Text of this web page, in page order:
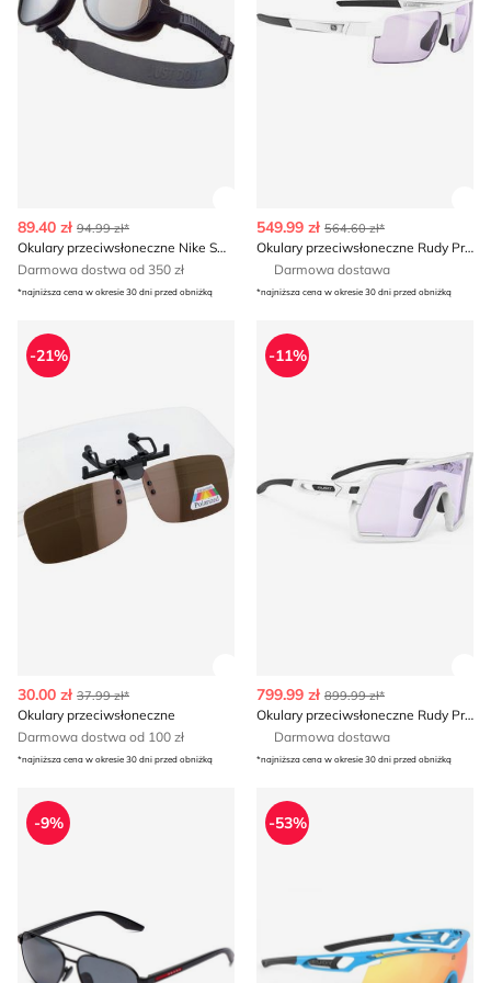
89.40 zł 94.99 zł*
Okulary przeciwsłoneczne Nike Swim
Darmowa dostwa od 350 zł
*najniższa cena w okresie 30 dni przed obniżką
549.99 zł 564.60 zł*
Okulary przeciwsłoneczne Rudy Project
Darmowa dostawa
*najniższa cena w okresie 30 dni przed obniżką
Okulary przeciwsłoneczne
-21%
30.00 zł 37.99 zł*
Okulary przeciwsłoneczne
Darmowa dostwa od 100 zł
*najniższa cena w okresie 30 dni przed obniżką
Okulary przeciwsłoneczne
-11%
799.99 zł 899.99 zł*
Okulary przeciwsłoneczne Rudy Project
Darmowa dostawa
*najniższa cena w okresie 30 dni przed obniżką
PRADA SPORT - Okulary przeciwsłoneczne casual
-9%
Rudy Project - Okulary
-53%